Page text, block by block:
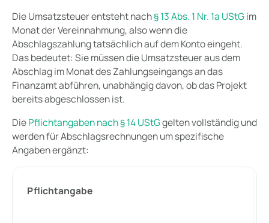
Die Umsatzsteuer entsteht nach§ 13 Abs. 1 Nr. 1a UStGim
Monat der Vereinnahmung, also wenn die
Abschlagszahlung tatsächlich auf dem Konto eingeht.
Das bedeutet: Sie müssen die Umsatzsteuer aus dem
Abschlag im Monat des Zahlungseingangs an das
Finanzamt abführen, unabhängig davon, ob das Projekt
bereits abgeschlossen ist.
DiePflichtangaben nach § 14 UStGgelten vollständig und
werden für Abschlagsrechnungen um spezifische
Angaben ergänzt:
Pflichtangabe